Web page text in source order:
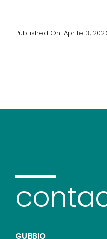
Published On: Aprile 3,
GUBBIO